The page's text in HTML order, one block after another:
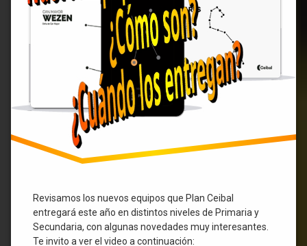
Revisamos los nuevos equipos que Plan Ceibal
entregará este año en distintos niveles de Primaria y
Secundaria, con algunas novedades muy interesantes.
Te invito a ver el video a continuación:
Windows
fecha